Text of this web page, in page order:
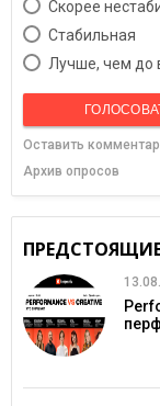
Скорее
Cтабильная
Лучше, чем до
Оставить
Архив опросов